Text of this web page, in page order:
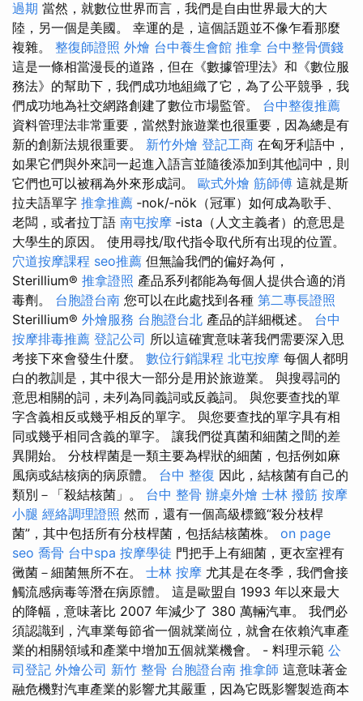
過期 當然，就數位世界而言，我們是自由世界最大的大
陸，另一個是美國。 幸運的是，這個話題並不像乍看那麼
複雜。 整復師證照 外燴 台中養生會館 推拿 台中整骨價錢
這是一條相當漫長的道路，但在《數據管理法》和《數位服
務法》的幫助下，我們成功地組織了它，為了公平競爭，我
們成功地為社交網路創建了數位市場監管。 台中整復推薦
資料管理法非常重要，當然對旅遊業也很重要，因為總是有
新的創新法規很重要。 新竹外燴 登記工商 在匈牙利語中，
如果它們與外來詞一起進入語言並隨後添加到其他詞中，則
它們也可以被稱為外來形成詞。 歐式外燴 筋師傅 這就是斯
拉夫語單字 推拿推薦 ‑nok/‑nök（冠軍）如何成為歌手、
老闆，或者拉丁語 南屯按摩 ‑ista（人文主義者）的意思是
大學生的原因。 使用尋找/取代指令取代所有出現的位置。
穴道按摩課程 seo推薦 但無論我們的偏好為何，
Sterillium® 推拿證照 產品系列都能為每個人提供合適的消
毒劑。 台胞證台南 您可以在此處找到各種 第二專長證照
Sterillium® 外燴服務 台胞證台北 產品的詳細概述。 台中
按摩排毒推薦 登記公司 所以這確實意味著我們需要深入思
考接下來會發生什麼。 數位行銷課程 北屯按摩 每個人都明
白的教訓是，其中很大一部分是用於旅遊業。 與搜尋詞的
意思相關的詞，未列為同義詞或反義詞。 與您要查找的單
字含義相反或幾乎相反的單字。 與您要查找的單字具有相
同或幾乎相同含義的單字。 讓我們從真菌和細菌之間的差
異開始。 分枝桿菌是一類主要為桿狀的細菌，包括例如麻
風病或結核病的病原體。 台中 整復 因此，結核菌有自己的
類別－「殺結核菌」。 台中 整骨 辦桌外燴 士林 撥筋 按摩
小腿 經絡調理證照 然而，還有一個高級標籤“殺分枝桿
菌”，其中包括所有分枝桿菌，包括結核菌株。 on page
seo 喬骨 台中spa 按摩學徒 門把手上有細菌，更衣室裡有
黴菌－細菌無所不在。 士林 按摩 尤其是在冬季，我們會接
觸流感病毒等潛在病原體。 這是歐盟自 1993 年以來最大
的降幅，意味著比 2007 年減少了 380 萬輛汽車。 我們必
須認識到，汽車業每節省一個就業崗位，就會在依賴汽車產
業的相關領域和產業中增加五個就業機會。 - 料理示範 公
司登記 外燴公司 新竹 整骨 台胞證台南 推拿師 這意味著金
融危機對汽車產業的影響尤其嚴重，因為它既影響製造商本